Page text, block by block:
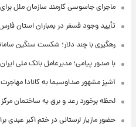
ماجرای جاسوسی کارمند سازمان ملل
تأیید وجود فسفر در بمباران استان
رهگیری با چند دلار؛ شکست سنگین
با صدور پیامی؛ مدیرعامل بانک ملی
آشپز مشهور صداوسیما به کانادا
لحظه برخورد رعد و برق به ساختمان
حضور مازیار لرستانی در ختم اکبر عبدی